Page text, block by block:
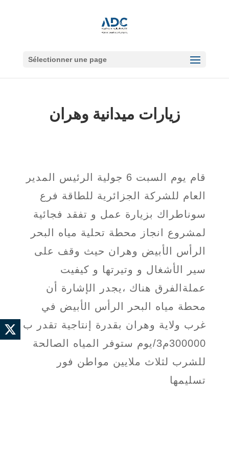
Sélectionner une page
زيارات ميدانية وهران
قام يوم السبت 6 جولية الرئيس المدير
العام للشركة الجزائرية للطاقة فرع
سوناطراك بزيارة عمل و تفقد فجائية
لمشروع انجاز محطة تحلية مياه البحر
الرأس الأبيض وهران حيث وقف على
سير الأشغال و وتيرتها و كيفيت
عملةالفرق هناك ،يجدر الإشارة أن
محطة مياه البحر الرأس الأبيض في
غرب ولاية وهران بقدرة إنتاجية تقدر ب
300000م3/يوم ستوفر المياه الصالحة
للشرب لثلاث ملايين مواطن فور
تسليمها